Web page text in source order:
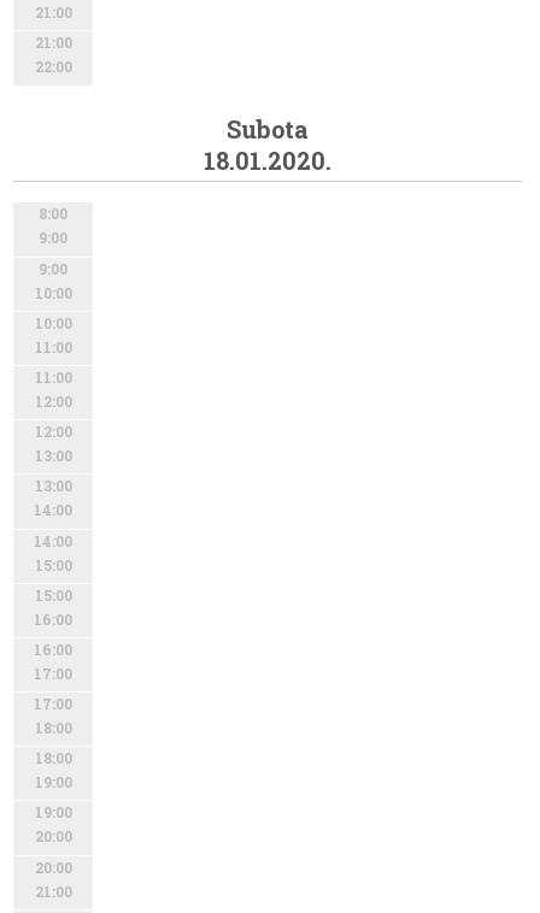
21:00
21:00
22:00
Subota
18.01.2020.
8:00
9:00
9:00
10:00
10:00
11:00
11:00
12:00
12:00
13:00
13:00
14:00
14:00
15:00
15:00
16:00
16:00
17:00
17:00
18:00
18:00
19:00
19:00
20:00
20:00
21:00